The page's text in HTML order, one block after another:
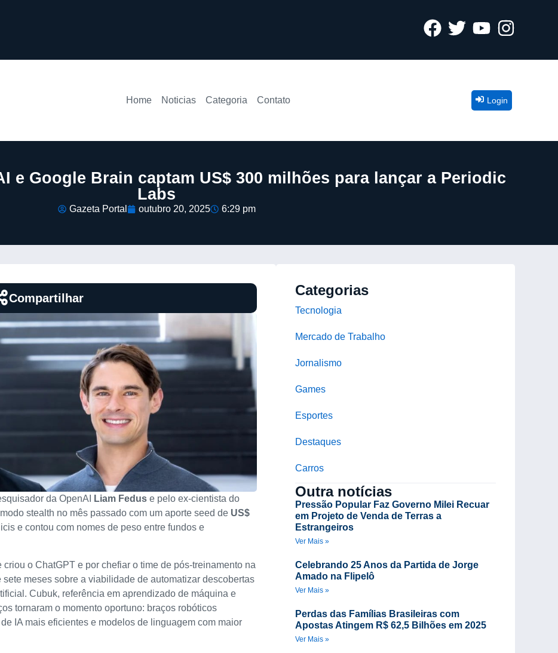
Home Noticias Categoria Contato Login
e Google Brain captam US$ 300 milhões para lançar a Periodic
Labs
Gazeta Portal outubro 20, 2025 6:29 pm
Compartilhar
da OpenAI Liam Fedus e pelo ex-cientista do
stealth no mês passado com um aporte seed de US$
e contou com nomes de peso entre fundos e
o ChatGPT e por chefiar o time de pós-treinamento na
meses sobre a viabilidade de automatizar descobertas
Cubuk, referência em aprendizado de máquina e
tornaram o momento oportuno: braços robóticos
IA mais eficientes e modelos de linguagem com maior
Categorias
Tecnologia
Mercado de Trabalho
Jornalismo
Games
Esportes
Destaques
Carros
Outra notícias
Pressão Popular Faz Governo Milei Recuar
em Projeto de Venda de Terras a
Estrangeiros
Ver Mais »
Celebrando 25 Anos da Partida de Jorge
Amado na Flipelô
Ver Mais »
Perdas das Famílias Brasileiras com
Apostas Atingem R$ 62,5 Bilhões em 2025
Ver Mais »